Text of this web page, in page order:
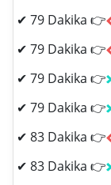
✔ 79 Dakika 👉
✔ 79 Dakika 👉
✔ 79 Dakika 👉
✔ 79 Dakika 👉
✔ 83 Dakika 👉
✔ 83 Dakika 👉